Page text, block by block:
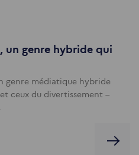
un genre hybride qui
genre médiatique hybride
ceux du divertissement –